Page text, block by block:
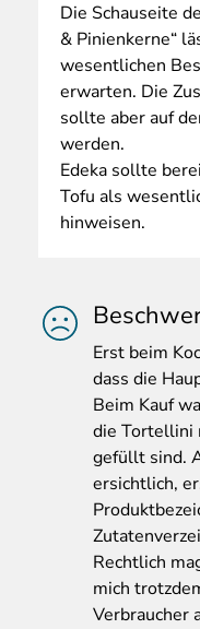
Die Schauseite
& Pinienkerne“
wesentlichen
erwarten. Die
sollte aber auf
werden.
Edeka sollte
Tofu als
hinweisen.
Erst beim
dass die
Beim Kauf
die Tortellini
gefüllt sind.
ersichtlich,
Rechtlich
mich
Verbraucher